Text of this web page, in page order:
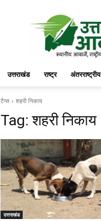
आवाज़
उत्तराखंड राष्ट्र अंतरराष्ट्रीय
टैग्स शहरी निकाय
Tag:शहरी निकाय
उत्तराखंड